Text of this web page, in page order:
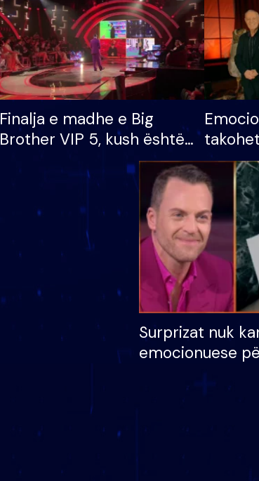
Finalja e madhe e Big
Brother VIP 5, kush është
banori i parë që lë shtëpinë
dhe humb mundësinë për
të fituar çmimin e madh
vajzën
apo jo?
Surprizat nuk
emocionuese